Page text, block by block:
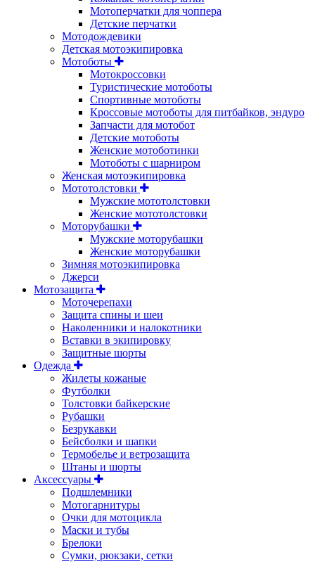
Мотоперчатки для чоппера
Детские перчатки
Мотодождевики
Детская мотоэкипировка
Мотоботы
Мотокроссовки
Туристические мотоботы
Спортивные мотоботы
Кроссовые мотоботы для питбайков, эндуро
Запчасти для мотобот
Детские мотоботы
Женские мотоботинки
Мотоботы с шарниром
Женская мотоэкипировка
Мототолстовки
Мужские мототолстовки
Женские мототолстовки
Моторубашки
Мужские моторубашки
Женские моторубашки
Зимняя мотоэкипировка
Джерси
Мотозащита
Моточерепахи
Защита спины и шеи
Наколенники и налокотники
Вставки в экипировку
Защитные шорты
Одежда
Жилеты кожаные
Футболки
Толстовки байкерские
Рубашки
Безрукавки
Бейсболки и шапки
Термобелье и ветрозащита
Штаны и шорты
Аксессуары
Подшлемники
Мотогарнитуры
Очки для мотоцикла
Маски и тубы
Брелоки
Сумки, рюкзаки, сетки